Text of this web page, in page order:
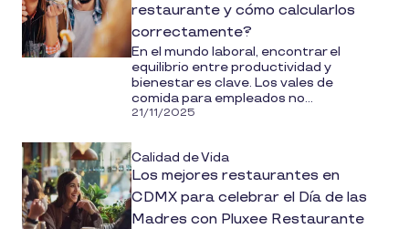
restaurante y cómo calcularlos
correctamente?
En el mundo laboral, encontrar el
equilibrio entre productividad y
bienestar es clave. Los vales de
comida para empleados no...
21/11/2025
Calidad de Vida
Los mejores restaurantes en
CDMX para celebrar el Día de las
Madres con Pluxee Restaurante